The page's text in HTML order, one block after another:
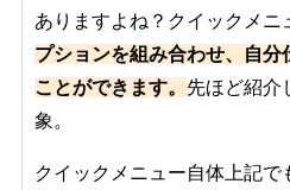
ありますよね？クイックメニ
プションを組み合わせ、自分
ことができます。 先ほど紹介
象。
クイックメニュー自体上記